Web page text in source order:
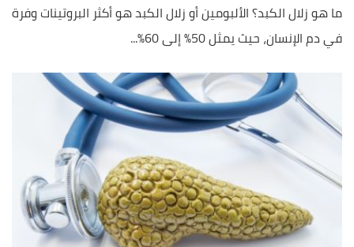
ما هو زلال الكبد؟ الألبومين أو زلال الكبد هو أكثر البروتينات وفرة
في دم الإنسان، حيث يمثل 50% إلى 60%...